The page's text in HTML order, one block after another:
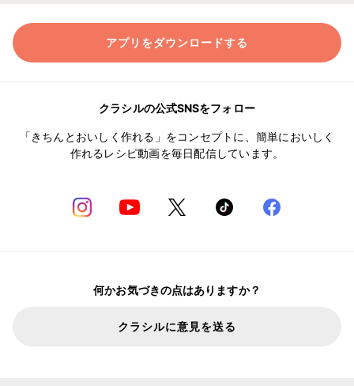
アプリをダウンロードする
クラシルの公式SNSをフォロー
「きちんとおいしく作れる」をコンセプトに、簡単においしく
作れるレシピ動画を毎日配信しています。
何かお気づきの点はありますか？
クラシルに意見を送る